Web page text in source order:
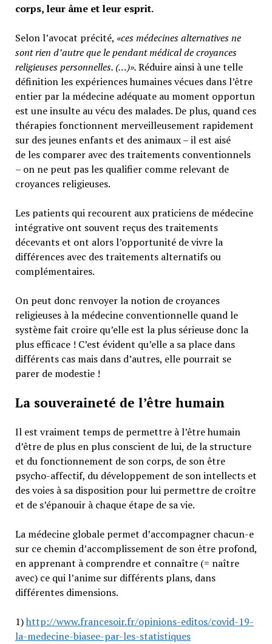
corps, leur âme et leur esprit.
Selon l’avocat précité, «ces médecines alternatives ne
sont rien d’autre que le pendant médical de croyances
religieuses personnelles. (…)».Réduire ainsi à une telle
définition les expériences humaines vécues dans l’être
entier par la médecine adéquate au moment opportun
est une insulte au vécu des malades. De plus, quand ces
thérapies fonctionnent merveilleusement rapidement
sur des jeunes enfants et des animaux – il est aisé
de les comparer avec des traitements conventionnels
– on ne peut pas les qualifier comme relevant de
croyances religieuses.
Les patients qui recourent aux praticiens de médecine
intégrative ont souvent reçus des traitements
décevants et ont alors l’opportunité de vivre la
différences avec des traitements alternatifs ou
complémentaires.
On peut donc renvoyer la notion de croyances
religieuses à la médecine conventionnelle quand le
système fait croire qu’elle est la plus sérieuse donc la
plus efficace ! C’est évident qu’elle a sa place dans
différents cas mais dans d’autres, elle pourrait se
parer de modestie !
La souveraineté de l’être humain
Il est vraiment temps de permettre à l’être humain
d’être de plus en plus conscient de lui, de la structure
et du fonctionnement de son corps, de son être
psycho-affectif, du développement de son intellects et
des voies à sa disposition pour lui permettre de croître
et de s’épanouir à chaque étape de sa vie.
La médecine globale permet d’accompagner chacun-e
sur ce chemin d’accomplissement de son être profond,
en apprenant à comprendre et connaître (= naître
avec) ce qui l’anime sur différents plans, dans
différentes dimensions.
1)http://www.francesoir.fr/opinions-editos/covid-19-
la-medecine-biasee-par-les-statistiques